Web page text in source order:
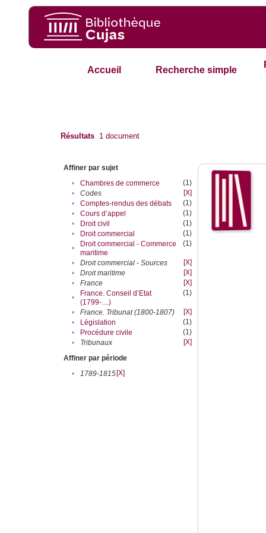
Accueil Recherche simple
Résultats 1 document
Affiner par sujet
•
Chambres de commerce
(1)
•
Codes
[X]
•
Comptes-rendus des débats
(1)
•
Cours d’appel
(1)
•
Droit civil
(1)
•
Droit commercial
(1)
•
Droit commercial - Commerce
maritime
(1)
• Droit commercial - Sources
[X]
•
Droit maritime
[X]
•
France
[X]
•
France. Conseil d’Etat
(1799-....)
(1)
• France. Tribunat (1800-1807)
[X]
•
Législation
(1)
•
Procédure civile
(1)
•
Tribunaux
[X]
Affiner par période
•
1789-1815[X]